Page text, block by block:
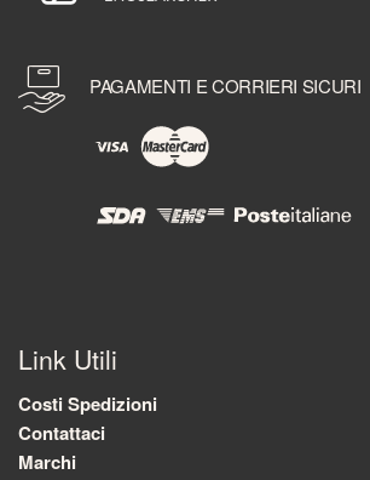
PAGAMENTI E CORRIERI SICURI
Link Utili
Costi Spedizioni
Contattaci
Marchi